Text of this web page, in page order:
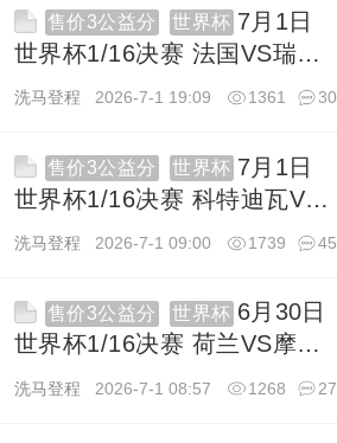
售价3公益分 世界杯 7月1日
世界杯1/16决赛 法国VS瑞典
1080P 英语 ITV HD 8.7G TS
洗马登程 2026-7-1 19:09 30
1361
售价3公益分 世界杯 7月1日
世界杯1/16决赛 科特迪瓦VS
挪威 1080P 英语 BBC HD
洗马登程 2026-7-1 09:00 45
1739
售价3公益分 世界杯 6月30日
世界杯1/16决赛 荷兰VS摩洛
哥 1080P 英语 ITV HD 11G
洗马登程 2026-7-1 08:57 27
1268